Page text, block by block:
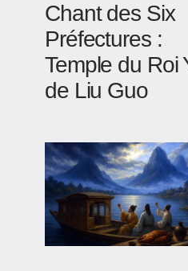
Chant des Six
Préfectures :
Temple du Roi
de Liu Guo